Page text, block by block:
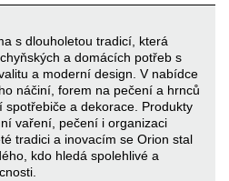
s dlouholetou tradicí, která
a domácích potřeb s
a moderní design. V nabídce
náčiní, forem na pečení a hrnců
spotřebiče a dekorace. Produkty
vaření, pečení i organizaci
tradici a inovacím se Orion stal
kdo hledá spolehlivé a